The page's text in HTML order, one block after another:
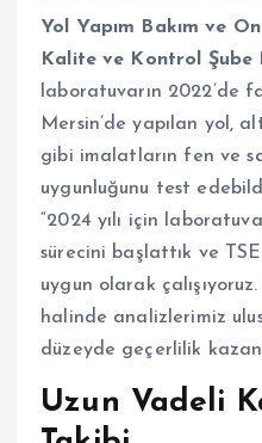
Yol Yapım Bakım ve
Kalite ve Kontrol Şube
laboratuvarın 2022’de
Mersin’de yapılan yol,
gibi imalatların fen ve
uygunluğunu test
“2024 yılı için
sürecini başlattık ve
uygun olarak
halinde analizlerimiz
düzeyde geçerlilik
Uzun Vadeli